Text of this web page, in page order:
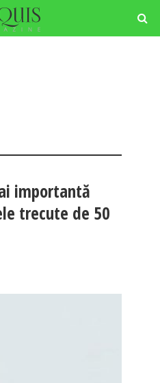
importantă
trecute de 50